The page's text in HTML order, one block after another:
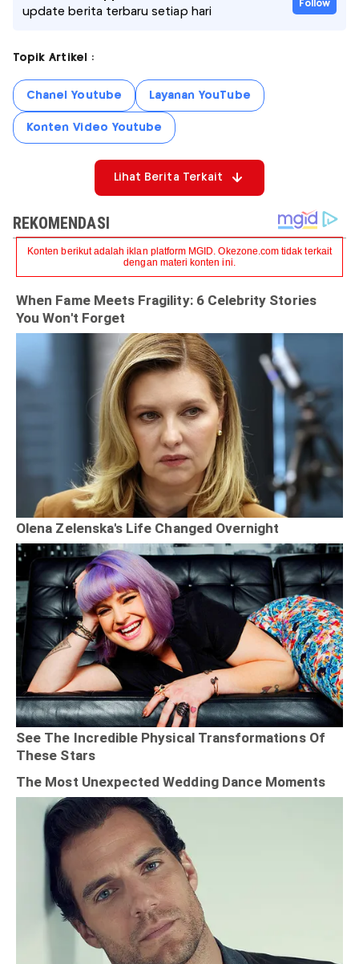
update berita terbaru setiap hari
Follow
Topik Artikel :
Chanel Youtube Layanan YouTube
Konten Video Youtube
Lihat Berita Terkait